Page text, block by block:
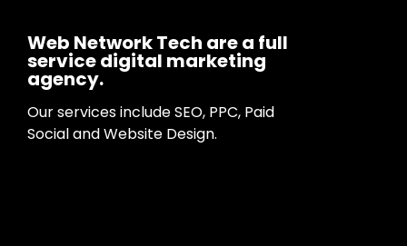
Web Network Tech are a full
service digital marketing
agency.
Our services include SEO, PPC, Paid
Social and Website Design.